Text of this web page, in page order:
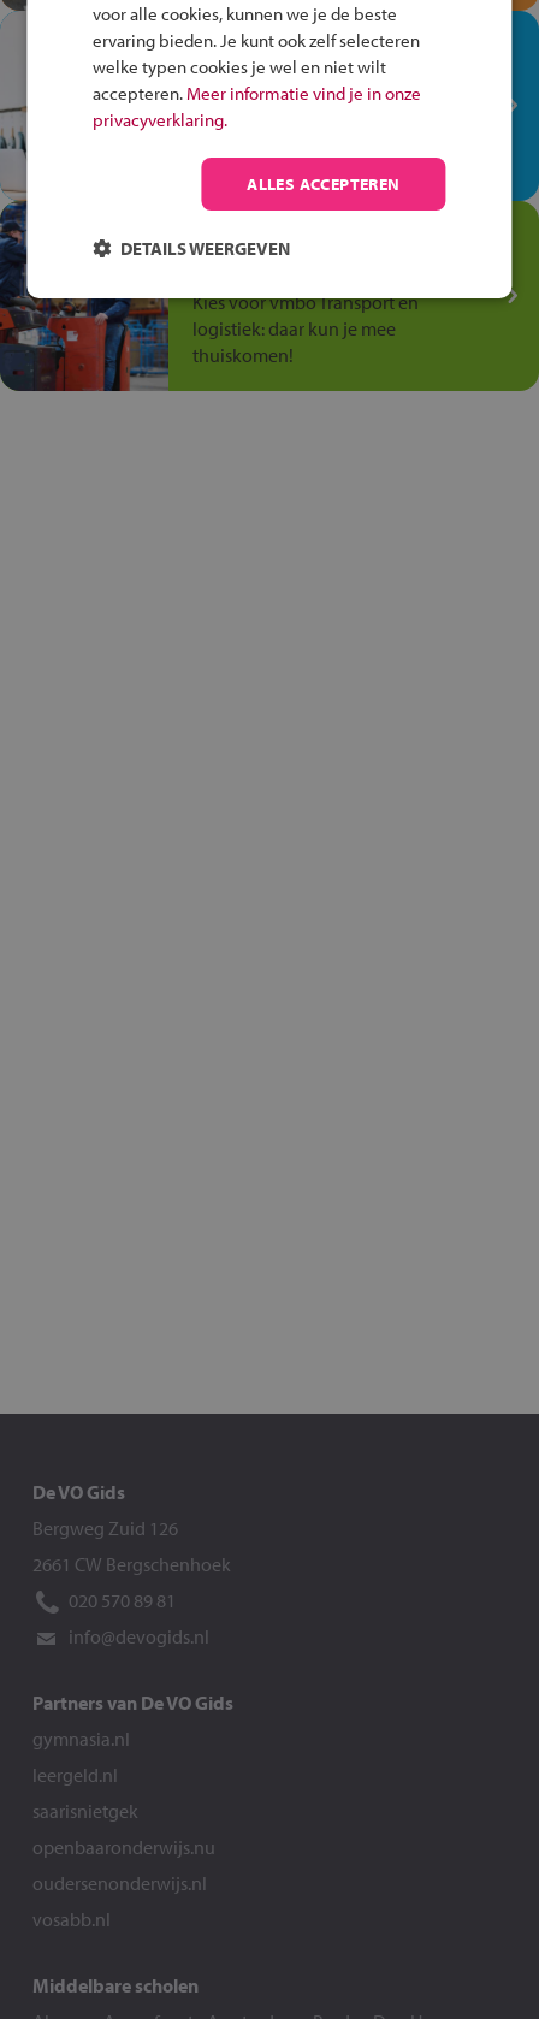
In de winkel ben je op je
plek!
Ontdek via het vmbo jouw talent
anders is!
Transport en Logistiek
Kies voor vmbo Transport en
logistiek: daar kun je mee
thuiskomen!
De VO Gids
Bergweg Zuid 126
2661 CW Bergschenhoek
020 570 89 81
info@devogids.nl
Partners van De VO Gids
gymnasia.nl
leergeld.nl
saarisnietgek
openbaaronderwijs.nu
oudersenonderwijs.nl
vosabb.nl
Middelbare scholen
voor alle cookies, kunnen we je de beste
ervaring bieden. Je kunt ook zelf selecteren
welke typen cookies je wel en niet wilt
accepteren. Meer informatie vind je in onze
privacyverklaring.
ALLES ACCEPTEREN
DETAILS WEERGEVEN